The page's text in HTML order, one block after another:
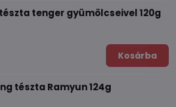
tenger gyümölcseivel 120g
Kosárba
tészta Ramyun 124g